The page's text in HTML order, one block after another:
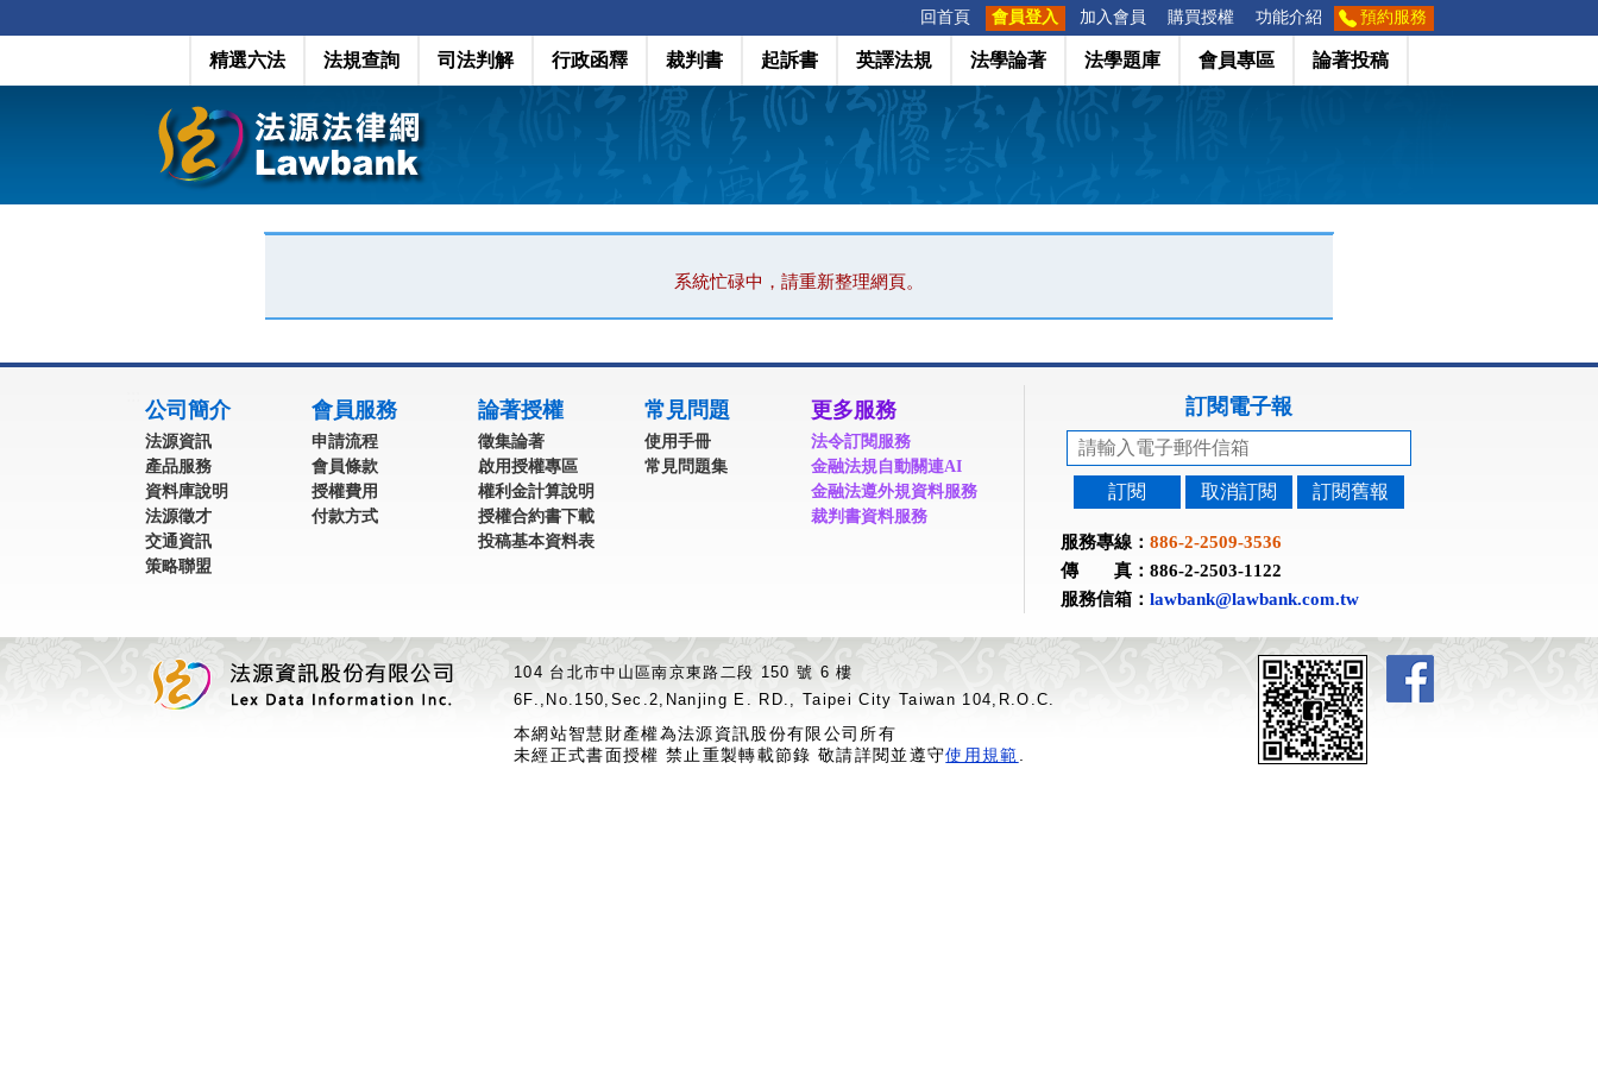
回首頁 會員登入 加入會員 購買授權 功能介紹 預約服務
精選六法 法規查詢 司法判解 行政函釋 裁判書 起訴書 英譯法規 法學論著 法學題庫 會員專區 論著投稿
系統忙碌中，請重新整理網頁。
公司簡介
法源資訊
產品服務
資料庫說明
法源徵才
交通資訊
策略聯盟
會員服務
申請流程
會員條款
授權費用
付款方式
論著授權
徵集論著
啟用授權專區
權利金計算說明
授權合約書下載
投稿基本資料表
常見問題
使用手冊
常見問題集
更多服務
法令訂閱服務
金融法規自動關連AI
金融法遵外規資料服務
裁判書資料服務
訂閱電子報
訂閱 取消訂閱 訂閱舊報
服務專線： 886-2-2509-3536
傳 真：886-2-2503-1122
服務信箱： lawbank@lawbank.com.tw
104 台北市中山區南京東路二段 150 號 6 樓
6F.,No.150,Sec.2,Nanjing E. RD., Taipei City Taiwan 104,R.O.C.
本網站智慧財產權為法源資訊股份有限公司所有
未經正式書面授權 禁止重製轉載節錄 敬請詳閱並遵守使用規範